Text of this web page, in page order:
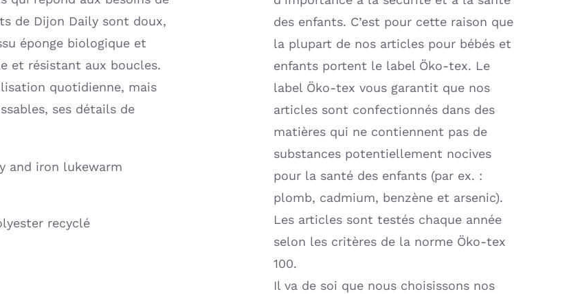
de Dijon Daily sont doux,
éponge biologique et
et résistant aux boucles.
quotidienne, mais
ses détails de
and iron lukewarm
recyclé
des enfants. C’est pour cette raison que
la plupart de nos articles pour bébés et
enfants portent le label Öko-tex. Le
label Öko-tex vous garantit que nos
articles sont confectionnés dans des
matières qui ne contiennent pas de
substances potentiellement nocives
pour la santé des enfants (par ex. :
plomb, cadmium, benzène et arsenic).
Les articles sont testés chaque année
selon les critères de la norme Öko-tex
100.
Il va de soi que nous choisissons nos